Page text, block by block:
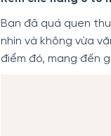
Bạn đã quá quen
nhìn và không vừa
điểm đó, mang đến